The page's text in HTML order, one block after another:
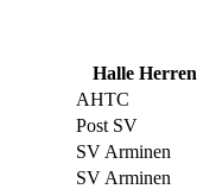
Halle Herren
AHTC
Post SV
SV Arminen
SV Arminen